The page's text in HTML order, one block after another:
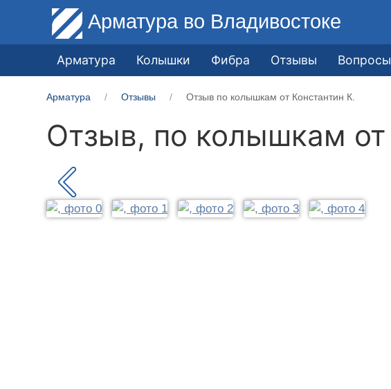
Арматура во Владивостоке
Арматура Колышки Фибра Отзывы Вопросы
Арматура Отзывы Отзыв по колышкам от Константин К.
Отзыв, по колышкам от